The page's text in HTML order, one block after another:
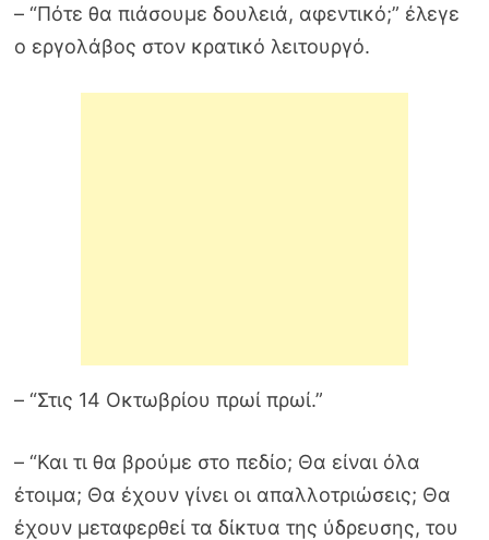
– “Πότε θα πιάσουμε δουλειά, αφεντικό;” έλεγε
ο εργολάβος στον κρατικό λειτουργό.
– “Στις 14 Οκτωβρίου πρωί πρωί.”
– “Και τι θα βρούμε στο πεδίο; Θα είναι όλα
έτοιμα; Θα έχουν γίνει οι απαλλοτριώσεις; Θα
έχουν μεταφερθεί τα δίκτυα της ύδρευσης, του